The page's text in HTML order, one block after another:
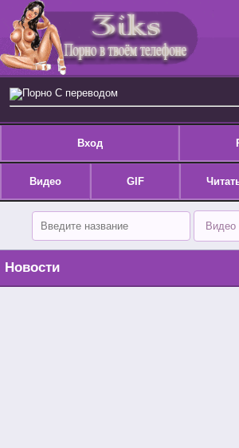
Порно С переводом
Вход
Видео GIF
Новости